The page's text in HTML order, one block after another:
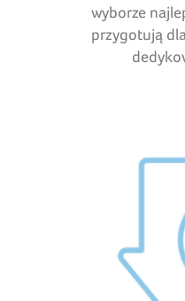
wyborze
przygotują